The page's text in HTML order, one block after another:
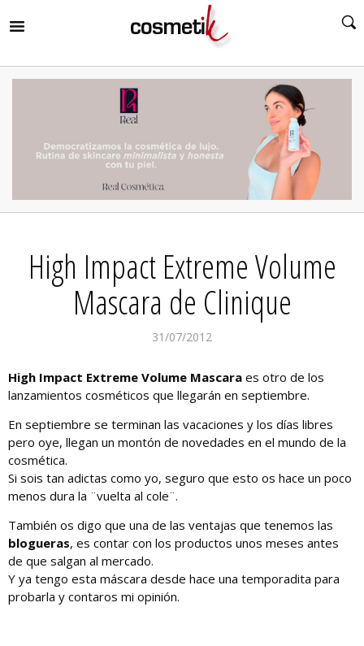
High Impact Extreme Volume
Mascara de Clinique
31/07/2012
High Impact Extreme Volume Mascara es otro de los
lanzamientos cosméticos que llegarán en septiembre.
En septiembre se terminan las vacaciones y los días libres
pero oye, llegan un montón de novedades en el mundo de la
cosmética.
Si sois tan adictas como yo, seguro que esto os hace un poco
menos dura la ¨vuelta al cole¨.
También os digo que una de las ventajas que tenemos las
blogueras, es contar con los productos unos meses antes
de que salgan al mercado.
Y ya tengo esta máscara desde hace una temporadita para
probarla y contaros mi opinión.